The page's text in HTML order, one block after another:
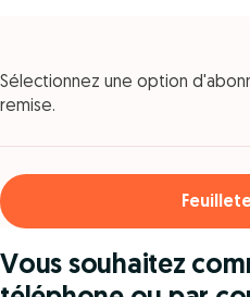
Sélectionnez une option
remise.
Vous souhaitez